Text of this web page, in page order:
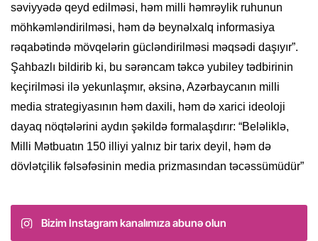
səviyyədə qeyd edilməsi, həm milli həmrəylik ruhunun
möhkəmləndirilməsi, həm də beynəlxalq informasiya
rəqabətində mövqelərin gücləndirilməsi məqsədi daşıyır”.
Şahbazlı bildirib ki, bu sərəncam təkcə yubiley tədbirinin
keçirilməsi ilə yekunlaşmır, əksinə, Azərbaycanın milli
media strategiyasının həm daxili, həm də xarici ideoloji
dayaq nöqtələrini aydın şəkildə formalaşdırır: “Beləliklə,
Milli Mətbuatın 150 illiyi yalnız bir tarix deyil, həm də
dövlətçilik fəlsəfəsinin media prizmasından təcəssümüdür”
Bizim Instagram kanalımıza abunə olun